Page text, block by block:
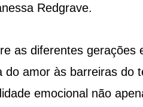
Redgrave.
as diferentes gerações
amor às barreiras do
emocional não